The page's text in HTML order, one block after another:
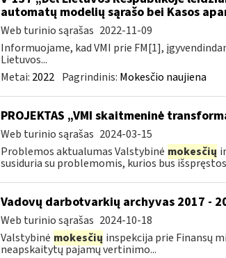
automatų modelių sąrašo bei Kasos
Web turinio sąrašas 2022-11-09
Informuojame, kad VMI prie FM[1],
Lietuvos...
Metai: 2022 Pagrindinis: Mokesčio naujiena
PROJEKTAS „VMI skaitmeninė
Web turinio sąrašas 2024-03-15
Problemos aktualumas Valstybinė mokesčių
susiduria su problemomis, kurios bus
Vadovų darbotvarkių archyvas 2017 -
Web turinio sąrašas 2024-10-18
Valstybinė mokesčių inspekcija prie Finansų
neapskaitytų pajamų vertinimo...